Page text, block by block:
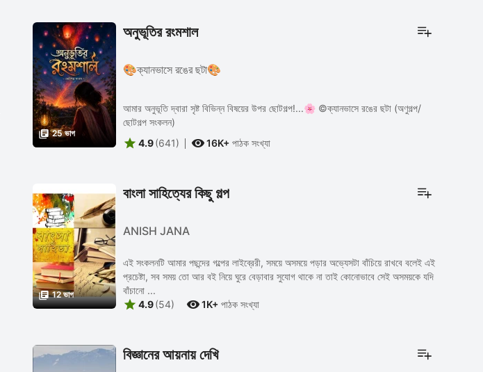
 25 ভাগ
অনুভূতির রংমশাল
🎨ক্যানভাসে রঙের ছটা🎨
আমার অনুভূতি দ্বারা সৃষ্ট বিভিন্ন বিষয়ের উপর ছোটগল্প!...🌸 ©ক্যানভাসে রঙের ছটা (অণুগল্প/
ছোটগল্প সংকলন)
 4.9(641) 16K+ পাঠক সংখ্যা
 12 ভাগ
বাংলা সাহিত্যের কিছু গল্প
ANISH JANA
এই সংকলনটি আমার পছন্দের গল্পের লাইব্রেরী, সময়ে অসময়ে পড়ার অভ্যেসটা বাঁচিয়ে রাখবে বলেই এই
প্রচেষ্টা, সব সময় তো আর বই নিয়ে ঘুরে বেড়াবার সুযোগ থাকে না তাই কোনোভাবে সেই অসময়কে যদি
বাঁচানো ...
 4.9(54) 1K+ পাঠক সংখ্যা
বিজ্ঞানের আয়নায় দেখি